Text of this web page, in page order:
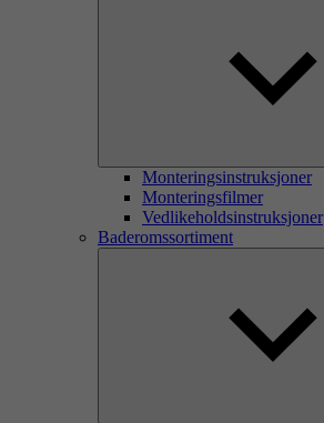
Monteringsinstruksjoner
Monteringsfilmer
Vedlikeholdsinstruksjoner
Baderomssortiment